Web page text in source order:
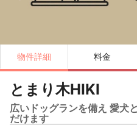
物件詳細 料金
とまり木HIKI
広いドッグランを備え 愛犬
だけます